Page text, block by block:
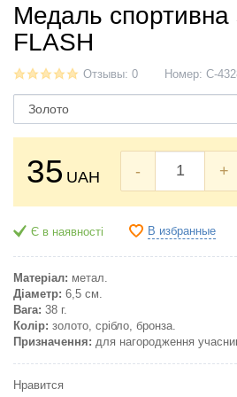
Медаль спортивна
FLASH
Отзывы: 0 Номер: C-
35 UAH - +
Є в наявності В избранные
Матеріал: метал.
Діаметр: 6,5 см.
Вага: 38 г.
Колір: золото, срібло, бронза.
Призначення: для нагородження
Нравится